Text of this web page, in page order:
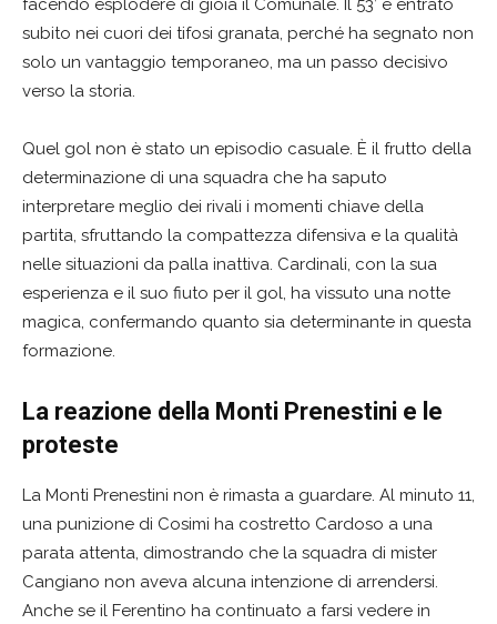
facendo esplodere di gioia il Comunale. Il 53’ è entrato
subito nei cuori dei tifosi granata, perché ha segnato non
solo un vantaggio temporaneo, ma un passo decisivo
verso la storia.
Quel gol non è stato un episodio casuale. È il frutto della
determinazione di una squadra che ha saputo
interpretare meglio dei rivali i momenti chiave della
partita, sfruttando la compattezza difensiva e la qualità
nelle situazioni da palla inattiva. Cardinali, con la sua
esperienza e il suo fiuto per il gol, ha vissuto una notte
magica, confermando quanto sia determinante in questa
formazione.
La reazione della Monti Prenestini e le
proteste
La Monti Prenestini non è rimasta a guardare. Al minuto 11,
una punizione di Cosimi ha costretto Cardoso a una
parata attenta, dimostrando che la squadra di mister
Cangiano non aveva alcuna intenzione di arrendersi.
Anche se il Ferentino ha continuato a farsi vedere in